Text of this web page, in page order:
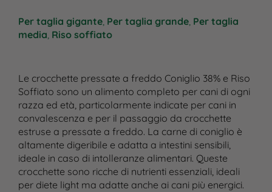
Per taglia gigante, Per taglia grande, Per taglia
media, Riso soffiato
Le crocchette pressate a freddo Coniglio 38% e Riso
Soffiato sono un alimento completo per cani di ogni
razza ed età, particolarmente indicate per cani in
convalescenza e per il passaggio da crocchette
estruse a pressate a freddo. La carne di coniglio è
altamente digeribile e adatta a intestini sensibili,
ideale in caso di intolleranze alimentari. Queste
crocchette sono ricche di nutrienti essenziali, ideali
per diete light ma adatte anche ai cani più energici.